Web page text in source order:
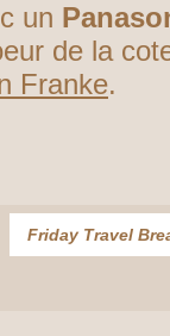
un
de la
Franke.
Friday Travel